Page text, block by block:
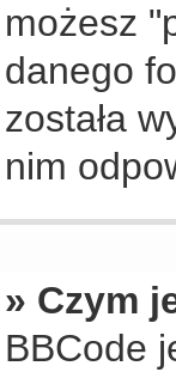
możesz
danego
została
nim
» Czym
BBCode